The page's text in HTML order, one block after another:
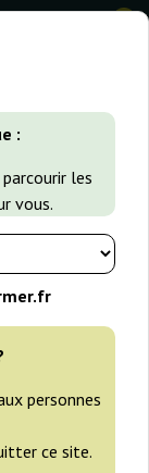
:
les
vous.
personnes
ce site.
0
de Cannabis